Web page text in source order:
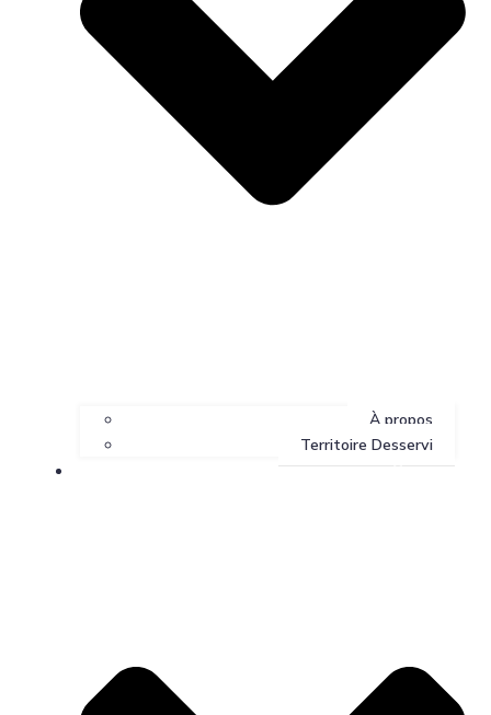
À propos
Territoire Desservi
Services